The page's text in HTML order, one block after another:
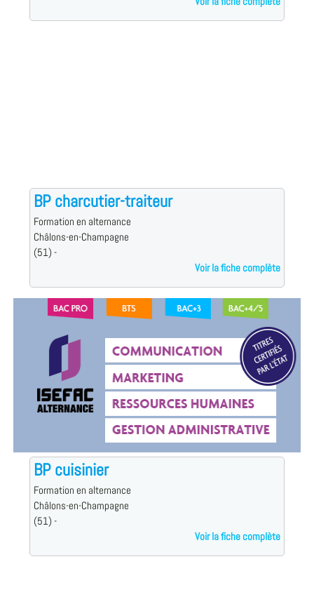
BP charcutier-traiteur
Formation en alternance
Châlons-en-Champagne
(51) -
Voir la fiche complète
BP cuisinier
Formation en alternance
Châlons-en-Champagne
(51) -
Voir la fiche complète